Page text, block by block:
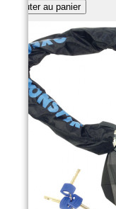
Ajouter au panier